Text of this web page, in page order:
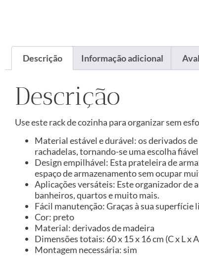
Descrição Informação adicional
Descrição
Use este rack de cozinha para organizar sem
Material estável e durável: os derivados
rachadelas, tornando-se uma escolha
Design empilhável: Esta prateleira de
espaço de armazenamento sem ocupar
Aplicações versáteis: Este organizador de
banheiros, quartos e muito mais.
Fácil manutenção: Graças à sua
Cor: preto
Material: derivados de madeira
Dimensões totais: 60 x 15 x 16 cm (C x L x
Montagem necessária: sim